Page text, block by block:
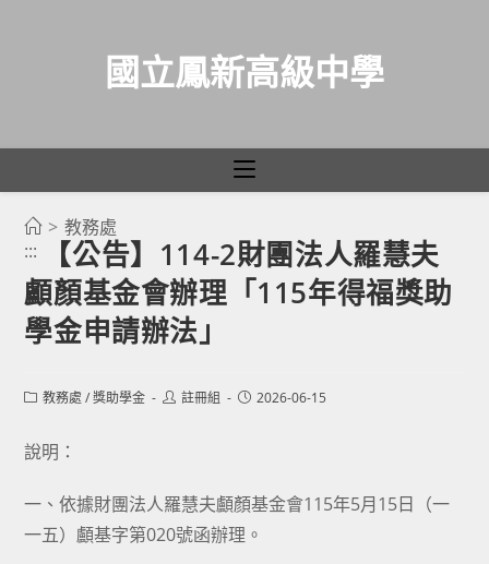
國立鳳新高級中學
> 教務處
:::
【公告】114-2財團法人羅慧夫
顱顏基金會辦理「115年得福獎助
學金申請辦法」
Post教務處 / 獎助學金
Post註冊組
Post2026-06-15
說明：
一、依據財團法人羅慧夫顱顏基金會115年5月15日（一
一五）顱基字第020號函辦理。